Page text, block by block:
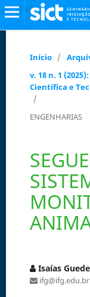
Início /
v. 18 n. 1
Científica e
/
ENGENHARIAS
Isaías
ifg@ifg.edu.br